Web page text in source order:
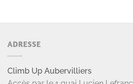
ADRESSE
Climb Up Aubervilliers